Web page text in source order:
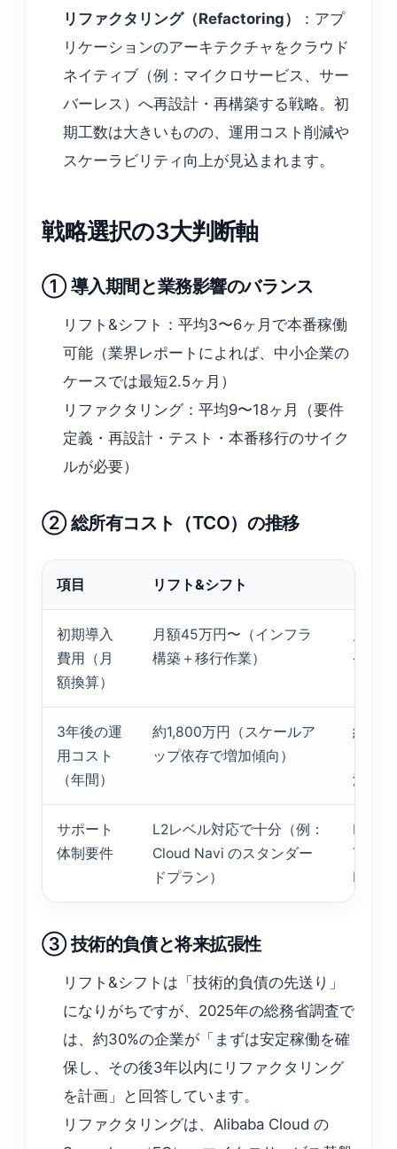
リファクタリング（Refactoring）
：アプ
リケーションのアーキテクチャをクラウド
ネイティブ（例：マイクロサービス、サー
バーレス）へ再設計・再構築する戦略。初
期工数は大きいものの、運用コスト削減や
スケーラビリティ向上が見込まれます。
戦略選択の3大判断軸
① 導入期間と業務影響のバランス
リフト&シフト：平均3〜6ヶ月で本番稼働
可能（業界レポートによれば、中小企業の
ケースでは最短2.5ヶ月）
リファクタリング：平均9〜18ヶ月（要件
定義・再設計・テスト・本番移行のサイク
ルが必要）
② 総所有コスト（TCO）の推移
項目 リフト&シフト
初期導入
費用（月
額換算）
月額45万円〜（インフラ
構築＋移行作業）
発・
3年後の運
用コスト
（年間）
約1,800万円（スケールア
ップ依存で増加傾向）
約950
減）
サポート
体制要件
L2レベル対応で十分（例：
Cloud Navi のスタンダー
ドプラン）
L3〜
TAM
③ 技術的負債と将来拡張性
リフト&シフトは「技術的負債の先送り」
になりがちですが、2025年の総務省調査で
は、約30%の企業が「まずは安定稼働を確
保し、その後3年以内にリファクタリング
を計画」と回答しています。
リファクタリングは、Alibaba Cloud の